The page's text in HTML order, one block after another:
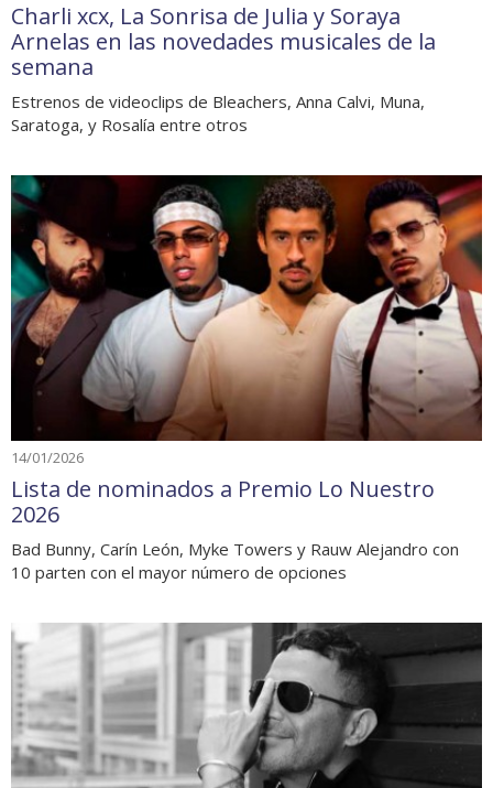
Charli xcx, La Sonrisa de Julia y Soraya
Arnelas en las novedades musicales de la
semana
Estrenos de videoclips de Bleachers, Anna Calvi, Muna,
Saratoga, y Rosalía entre otros
14/01/2026
Lista de nominados a Premio Lo Nuestro
2026
Bad Bunny, Carín León, Myke Towers y Rauw Alejandro con
10 parten con el mayor número de opciones